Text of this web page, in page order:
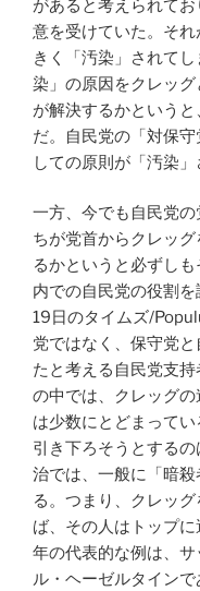
があると考えられて
意を受けていた。そ
きく「汚染」されて
染」の原因をクレッ
が解決するかという
だ。自民党の「対保
しての原則が「汚染
一方、今でも自民党
ちが党首からクレッ
るかというと必ずし
内での自民党の役割
19日のタイムズ/
党ではなく、保守党
たと考える自民党支
の中では、クレッグ
は少数にとどまって
引き下ろそうとする
治では、一般に「暗
る。つまり、クレッ
ば、その人はトップ
年の代表的な例は、
ル・ヘーゼルタイン